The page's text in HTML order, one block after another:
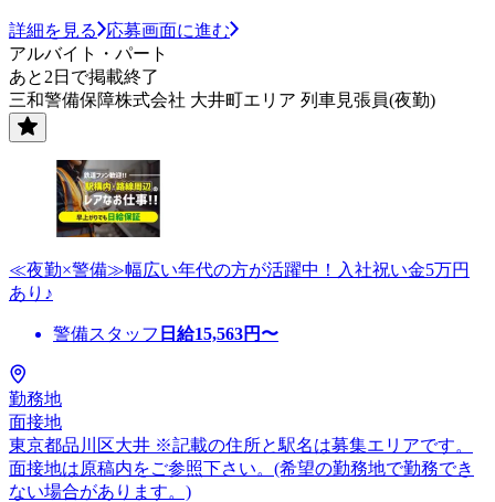
詳細を見る
応募画面に進む
アルバイト・パート
あと2日で掲載終了
三和警備保障株式会社 大井町エリア 列車見張員(夜勤)
≪夜勤×警備≫幅広い年代の方が活躍中！入社祝い金5万円
あり♪
警備スタッフ 日給15,563円〜
勤務地
面接地
東京都品川区大井 ※記載の住所と駅名は募集エリアです。
面接地は原稿内をご参照下さい。(希望の勤務地で勤務でき
ない場合があります。)